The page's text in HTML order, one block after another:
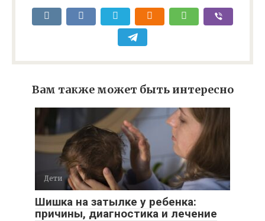
Вам также может быть интересно
Дети
Шишка на затылке у ребенка:
причины, диагностика и лечение